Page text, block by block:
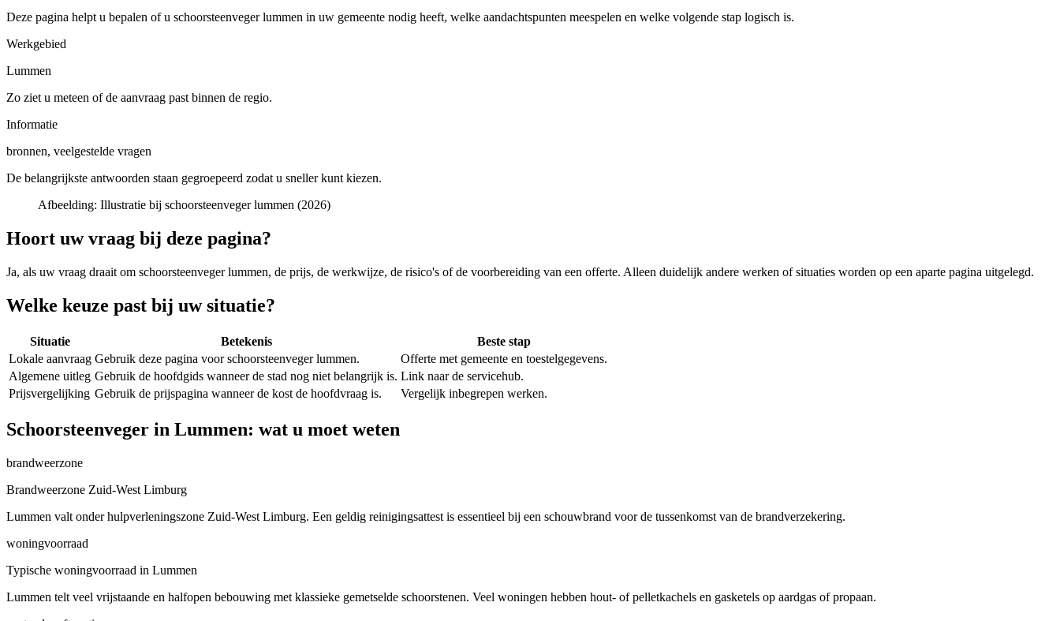
Deze pagina helpt u bepalen of u schoorsteenveger lummen in uw gemeente nodig heeft, welke aandachtspunten meespelen en welke volgende stap logisch is.
Werkgebied
Lummen
Zo ziet u meteen of de aanvraag past binnen de regio.
Informatie
bronnen, veelgestelde vragen
De belangrijkste antwoorden staan gegroepeerd zodat u sneller kunt kiezen.
Afbeelding: Illustratie bij schoorsteenveger lummen (2026)
Hoort uw vraag bij deze pagina?
Ja, als uw vraag draait om schoorsteenveger lummen, de prijs, de werkwijze, de risico's of de voorbereiding van een offerte. Alleen duidelijk andere werken of situaties worden op een aparte pagina uitgelegd.
Welke keuze past bij uw situatie?
Situatie Betekenis
Beste stap
Lokale aanvraag Gebruik deze pagina voor schoorsteenveger lummen.
Offerte met gemeente en toestelgegevens.
Algemene uitleg Gebruik de hoofdgids wanneer de stad nog niet belangrijk is. Link naar de servicehub.
Prijsvergelijking Gebruik de prijspagina wanneer de kost de hoofdvraag is. Vergelijk inbegrepen werken.
Schoorsteenveger in Lummen: wat u moet weten
brandweerzone
Brandweerzone Zuid-West Limburg
Lummen valt onder hulpverleningszone Zuid-West Limburg. Een geldig reinigingsattest is essentieel bij een schouwbrand voor de tussenkomst van de brandverzekering.
woningvoorraad
Typische woningvoorraad in Lummen
Lummen telt veel vrijstaande en halfopen bebouwing met klassieke gemetselde schoorstenen. Veel woningen hebben hout- of pelletkachels en gasketels op aardgas of propaan.